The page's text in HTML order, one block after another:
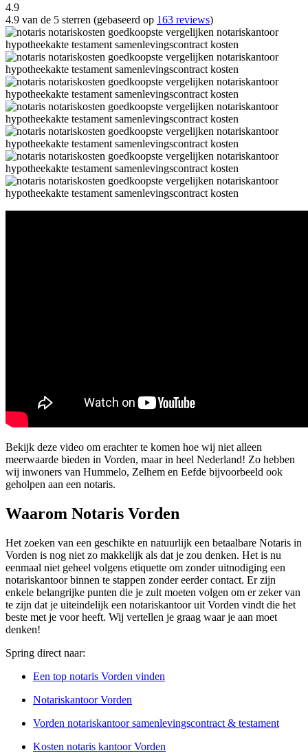
4.9
4.9 van de 5 sterren (gebaseerd op 163 reviews)
Bekijk deze video om erachter te komen hoe wij niet alleen
meerwaarde bieden in Vorden, maar in heel Nederland! Zo hebben
wij inwoners van Hummelo, Zelhem en Eefde bijvoorbeeld ook
geholpen aan een notaris.
Waarom Notaris Vorden
Het zoeken van een geschikte en natuurlijk een betaalbare Notaris in
Vorden is nog niet zo makkelijk als dat je zou denken. Het is nu
eenmaal niet geheel volgens etiquette om zonder uitnodiging een
notariskantoor binnen te stappen zonder eerder contact. Er zijn
enkele belangrijke punten die je zult moeten volgen om er zeker van
te zijn dat je uiteindelijk een notariskantoor uit Vorden vindt die het
beste met je voor heeft. Wij vertellen je graag waar je aan moet
denken!
Spring direct naar:
Een top notaris Vorden vinden
Notariskantoor Vorden
Vorden notariskantoor samenlevingscontract & testament
Kosten notaris kantoor Vorden